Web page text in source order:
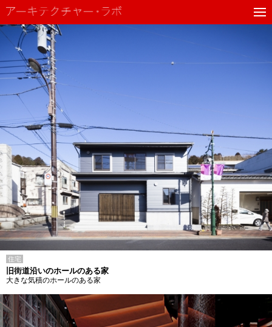
住宅
旧街道沿いのホールのある家
大きな気積のホールのある家